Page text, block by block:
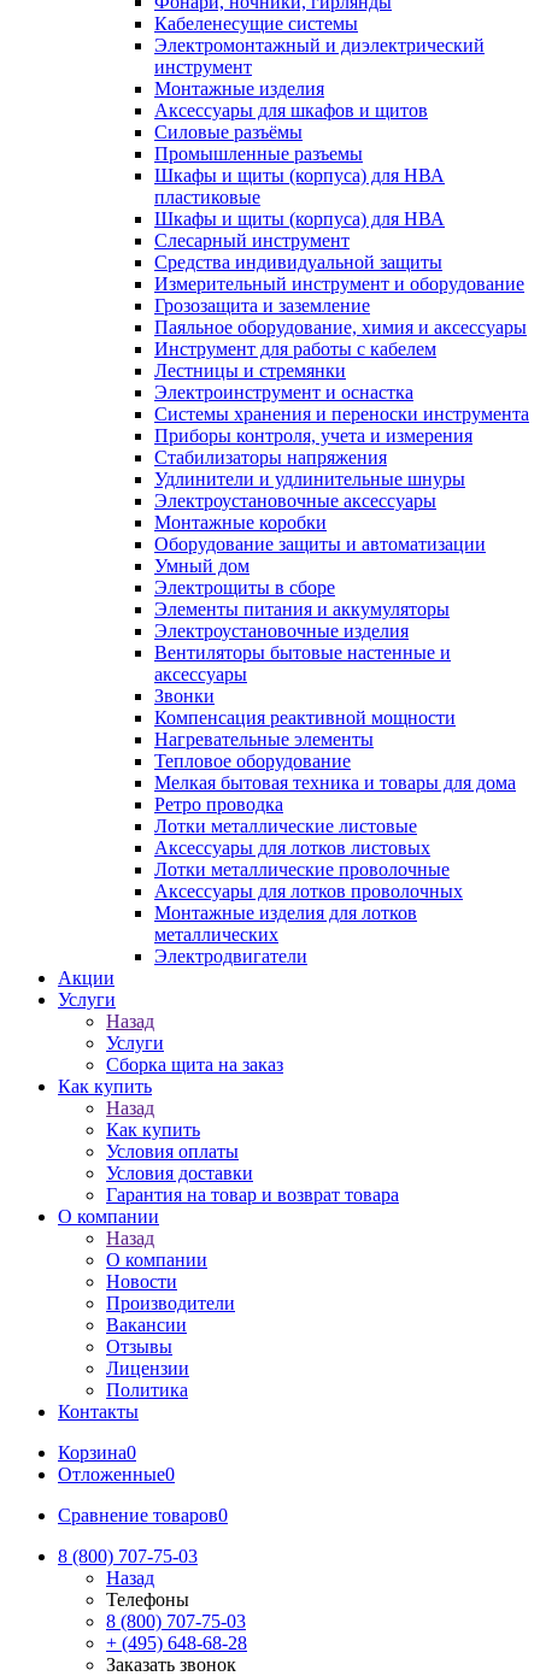
Кабеленесущие системы
Электромонтажный и диэлектрический
инструмент
Монтажные изделия
Аксессуары для шкафов и щитов
Силовые разъёмы
Промышленные разъемы
Шкафы и щиты (корпуса) для НВА
пластиковые
Шкафы и щиты (корпуса) для НВА
Слесарный инструмент
Средства индивидуальной защиты
Измерительный инструмент и оборудование
Грозозащита и заземление
Паяльное оборудование, химия и аксессуары
Инструмент для работы с кабелем
Лестницы и стремянки
Электроинструмент и оснастка
Системы хранения и переноски инструмента
Приборы контроля, учета и измерения
Стабилизаторы напряжения
Удлинители и удлинительные шнуры
Электроустановочные аксессуары
Монтажные коробки
Оборудование защиты и автоматизации
Умный дом
Электрощиты в сборе
Элементы питания и аккумуляторы
Электроустановочные изделия
Вентиляторы бытовые настенные и
аксессуары
Звонки
Компенсация реактивной мощности
Нагревательные элементы
Тепловое оборудование
Мелкая бытовая техника и товары для дома
Ретро проводка
Лотки металлические листовые
Аксессуары для лотков листовых
Лотки металлические проволочные
Аксессуары для лотков проволочных
Монтажные изделия для лотков
металлических
Электродвигатели
Акции
Услуги
Назад
Услуги
Сборка щита на заказ
Как купить
Назад
Как купить
Условия оплаты
Условия доставки
Гарантия на товар и возврат товара
О компании
Назад
О компании
Новости
Производители
Вакансии
Отзывы
Лицензии
Политика
Контакты
Корзина0
Отложенные0
Сравнение товаров0
8 (800) 707-75-03
Назад
Телефоны
8 (800) 707-75-03
+ (495) 648-68-28
Заказать звонок